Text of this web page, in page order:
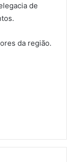
de
da região.